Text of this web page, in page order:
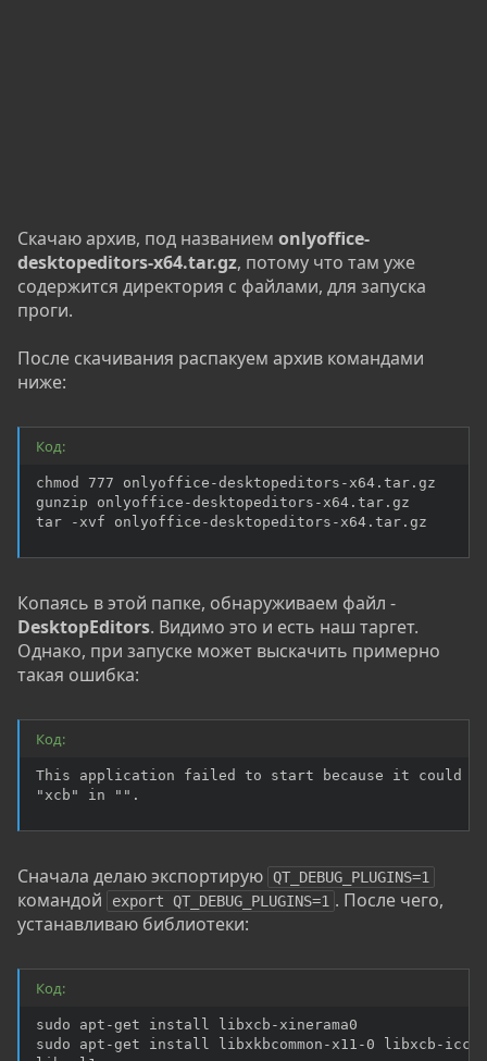
Скачаю архив, под названием onlyoffice-
desktopeditors-x64.tar.gz, потому что там уже
содержится директория с файлами, для запуска
проги.
После скачивания распакуем архив командами
ниже:
Код:
chmod 777 onlyoffice-desktopeditors-x64.tar.gz
gunzip onlyoffice-desktopeditors-x64.tar.gz
tar -xvf onlyoffice-desktopeditors-x64.tar.gz
Копаясь в этой папке, обнаруживаем файл -
DesktopEditors. Видимо это и есть наш таргет.
Однако, при запуске может выскачить примерно
такая ошибка:
Код:
This application failed to start because it could
"xcb" in "".
Сначала делаю экспортирую QT_DEBUG_PLUGINS=1
командой export QT_DEBUG_PLUGINS=1 . После чего,
устанавливаю библиотеки:
Код:
sudo apt-get install libxcb-xinerama0
sudo apt-get install libxkbcommon-x11-0 libxcb-